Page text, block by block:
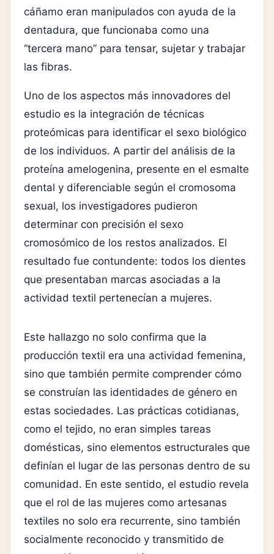
cáñamo eran manipulados con ayuda de la
dentadura, que funcionaba como una
“tercera mano” para tensar, sujetar y trabajar
las fibras.
Uno de los aspectos más innovadores del
estudio es la integración de técnicas
proteómicas para identificar el sexo biológico
de los individuos. A partir del análisis de la
proteína amelogenina, presente en el esmalte
dental y diferenciable según el cromosoma
sexual, los investigadores pudieron
determinar con precisión el sexo
cromosómico de los restos analizados. El
resultado fue contundente: todos los dientes
que presentaban marcas asociadas a la
actividad textil pertenecían a mujeres.
Este hallazgo no solo confirma que la
producción textil era una actividad femenina,
sino que también permite comprender cómo
se construían las identidades de género en
estas sociedades. Las prácticas cotidianas,
como el tejido, no eran simples tareas
domésticas, sino elementos estructurales que
definían el lugar de las personas dentro de su
comunidad. En este sentido, el estudio revela
que el rol de las mujeres como artesanas
textiles no solo era recurrente, sino también
socialmente reconocido y transmitido de